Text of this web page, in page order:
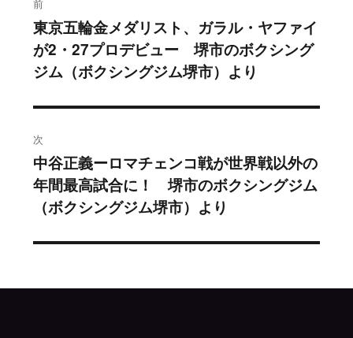
稿
ナ
ー
シ
ョ
前
過
去
の
東京五輪金メダリスト、ガラル・ヤファイ
が2・27プロデビュー 堺市のボクシング
ジム（ボクシングジム堺市）より
次
次
の
投
中谷正義ーロマチェンコ戦が世界戦以外の
年間最高試合に！ 堺市のボクシングジム
（ボクシングジム堺市）より